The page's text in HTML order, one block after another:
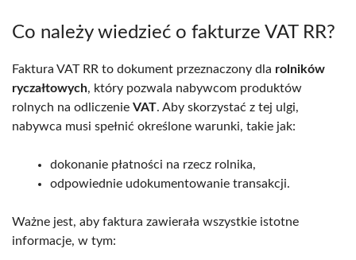
Co należy wiedzieć o fakturze VAT RR?
Faktura VAT RR to dokument przeznaczony dla rolników
ryczałtowych, który pozwala nabywcom produktów
rolnych na odliczenie VAT. Aby skorzystać z tej ulgi,
nabywca musi spełnić określone warunki, takie jak:
dokonanie płatności na rzecz rolnika,
odpowiednie udokumentowanie transakcji.
Ważne jest, aby faktura zawierała wszystkie istotne
informacje, w tym: